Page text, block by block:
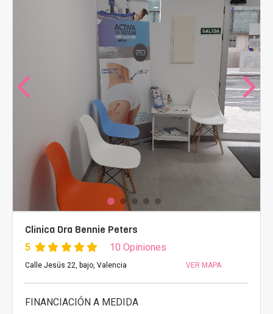
Clínica Dra Bennie Peters
5 10 Opiniones
Calle Jesús 22, bajo, Valencia VER MAPA
FINANCIACIÓN A MEDIDA